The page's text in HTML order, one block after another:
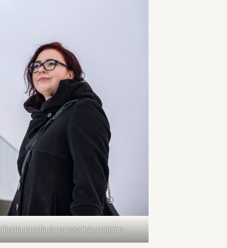
tavalla farmasistikäyttäjiään.